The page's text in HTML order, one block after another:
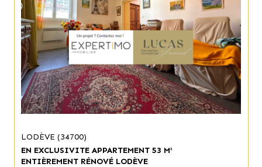
LODÈVE (34700)
EN EXCLUSIVITE APPARTEMENT 53 M²
ENTIÈREMENT RÉNOVÉ LODÈVE